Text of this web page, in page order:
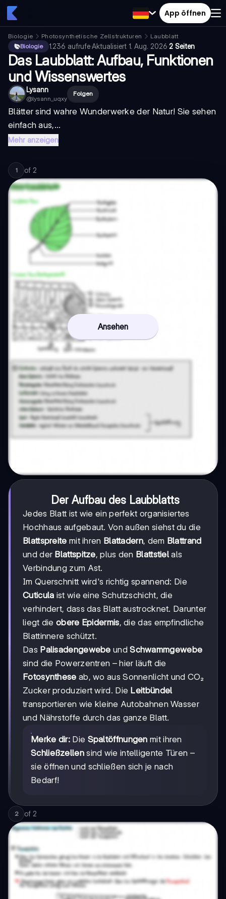
App öffnen
Biologie Photosynthetische Zellstrukturen
Laubblatt
Biologie
1.236 aufrufe·Aktualisiert 1. Aug. 2026·2 Seiten
Das Laubblatt: Aufbau, Funktionen
und Wissenswertes
Lysann
@lysann_uqxy
Folgen
Blätter sind wahre Wunderwerke der Natur! Sie sehen
einfach aus,...
Mehr anzeigen
1 of 2
Ansehen
Der Aufbau des Laubblatts
Jedes Blatt ist wie ein perfekt organisiertes
Hochhaus aufgebaut. Von außen siehst du die
Blattspreite mit ihren Blattadern, dem Blattrand
und der Blattspitze, plus den Blattstiel als
Verbindung zum Ast.
Im Querschnitt wird's richtig spannend: Die
Cuticula ist wie eine Schutzschicht, die
verhindert, dass das Blatt austrocknet. Darunter
liegt die obere Epidermis, die das empfindliche
Blattinnere schützt.
Das Palisadengewebe undSchwammgewebe
sind die Powerzentren – hier läuft die
Fotosynthese ab, wo aus Sonnenlicht und CO₂
Zucker produziert wird. Die Leitbündel
transportieren wie kleine Autobahnen Wasser
und Nährstoffe durch das ganze Blatt.
Merke dir: Die Spaltöffnungen mit ihren
Schließzellensind wie intelligente Türen –
sie öffnen und schließen sich je nach
Bedarf!
2 of 2